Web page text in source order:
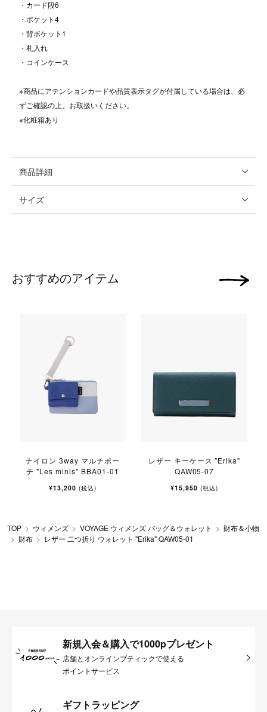
・カード段6
・ポケット4
・背ポケット1
・札入れ
・コインケース
※商品にアテンションカードや品質表示タグが付属している場合は、必
ずご確認の上、お取扱いください。
※化粧箱あり
商品詳細
サイズ
おすすめのアイテム
ナイロン 3way マルチポー
チ "Les minis" BBA01-01
¥13,200 (税込)
レザー キーケース "Erika"
QAW05-07
¥15,950 (税込)
次の画像
TOP ウィメンズ VOYAGE ウィメンズ バッグ＆ウォレット
財布＆小物
財布
レザー 二つ折り ウォレット "Erika" QAW05-01
新規入会＆購入で1000pプレゼント
店舗とオンラインブティックで使える
ポイントサービス
ギフトラッピング